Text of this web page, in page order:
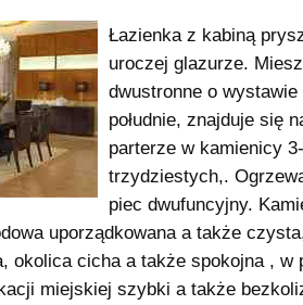
Łazienka z kabiną
uroczej glazurze.
dwustronne o wystawie
południe, znajduje się
parterze w kamienicy
trzydziestych,.
piec dwufuncyjny.
uporządkowana a także
okolica cicha a także spokojna , w
miejskiej szybki a także